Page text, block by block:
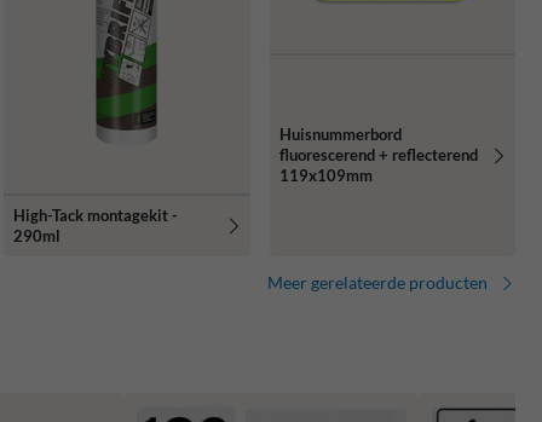
High-Tack montagekit -
290ml
Huisnummerbord
fluorescerend + reflecterend
119x109mm
Meer gerelateerde producten